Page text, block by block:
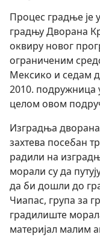
Процес градње је
градњу Дворана
оквиру новог
ограниченим
Мексико и седам
2010. подружница
целом овом
Изградња
захтева посебан
радили на
морали су да
да би дошли до
Чиапас, група за
градилиште
материјал малим